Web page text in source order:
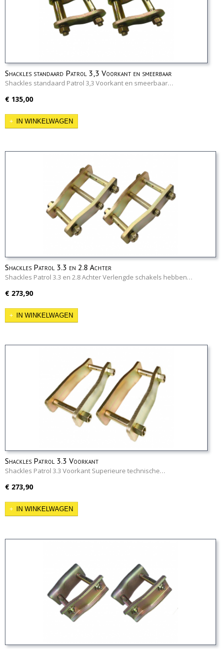
Shackles standaard Patrol 3,3 Voorkant en smeerbaar
Shackles standaard Patrol 3,3 Voorkant en smeerbaar…
€ 135,00
IN WINKELWAGEN
Shackles Patrol 3.3 en 2.8 Achter
Shackles Patrol 3.3 en 2.8 Achter Verlengde schakels hebben…
€ 273,90
IN WINKELWAGEN
Shackles Patrol 3.3 Voorkant
Shackles Patrol 3.3 Voorkant Superieure technische…
€ 273,90
IN WINKELWAGEN